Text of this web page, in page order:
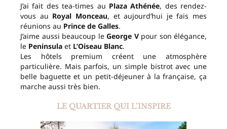
J’ai fait des tea-times au Plaza Athénée, des rendez-
vous au Royal Monceau, et aujourd’hui je fais mes
réunions au Prince de Galles.
J’aime aussi beaucoup le George Vpour son élégance,
le Peninsula et L’Oiseau Blanc.
Les hôtels premium créent une atmosphère
particulière. Mais parfois, un simple bistrot avec une
belle baguette et un petit-déjeuner à la française, ça
marche aussi très bien.
LE QUARTIER QUI L’INSPIRE